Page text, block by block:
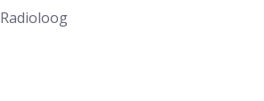
Radioloog